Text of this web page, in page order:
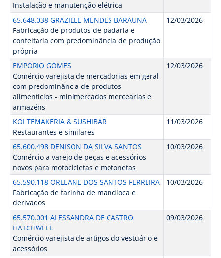
Instalação e manutenção elétrica
65.648.038 GRAZIELE MENDES BARAUNA
Fabricação de produtos de padaria e
confeitaria com predominância de produção
própria
12/03/2026
EMPORIO GOMES
Comércio varejista de mercadorias em geral
com predominância de produtos
alimentícios - minimercados mercearias e
armazéns
12/03/2026
KOI TEMAKERIA & SUSHIBAR
Restaurantes e similares
11/03/2026
65.600.498 DENISON DA SILVA SANTOS
Comércio a varejo de peças e acessórios
novos para motocicletas e motonetas
10/03/2026
65.590.118 ORLEANE DOS SANTOS FERREIRA
Fabricação de farinha de mandioca e
derivados
10/03/2026
65.570.001 ALESSANDRA DE CASTRO
HATCHWELL
Comércio varejista de artigos do vestuário e
acessórios
09/03/2026